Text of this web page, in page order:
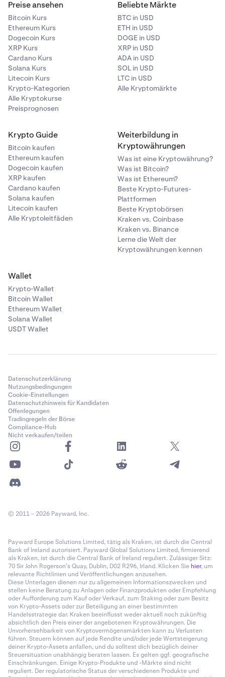
Portfoliowert = verfügbare Margin + gesamter nicht
realisierter Gewinn/Verlust in USD
Positionen, Margin für Short-Positionen)
Nur die größere Seite (Long oder Short) zählt zu Ihrer
Margin-Anforderung. Dies gilt sowohl für die Initial-
Margin als auch für die Maintenance-Margin.
Warum das wichtig ist:
Margin-Netting ermöglicht es,
Spread-Strategien effizient zu handeln. Wenn Sie
beispielsweise glauben, dass ein Fixed-Kontrakt im
Verhältnis zum Perpetual überteuert ist, können Sie den
beide Seiten unabhängig voneinander berechnet wird.
Wichtig:
Margin-Netting funktioniert nur innerhalb desselben
Wallets. Es gibt kein Netting über verschiedene Assets
hinweg; ein BTC-Long und ein ETH-Short befinden sich
in separaten Wallets und werden unabhängig
voneinander marginiert.
Guthaben in Ihrer BTC Wallet schützen Ihre ETH-
Positionen nicht.
Preise ansehen
Bitcoin Kurs
Ethereum Kurs
Dogecoin Kurs
XRP Kurs
Cardano Kurs
Solana Kurs
Litecoin Kurs
Krypto-Kategorien
Alle Kryptokurse
Preisprognosen
Beliebte Märkte
BTC in USD
ETH in USD
DOGE in USD
XRP in USD
ADA in USD
SOL in USD
LTC in USD
Alle Kryptomärkte
Krypto Guide
Bitcoin kaufen
Ethereum kaufen
Dogecoin kaufen
XRP kaufen
Cardano kaufen
Solana kaufen
Litecoin kaufen
Alle Kryptoleitfäden
Weiterbildung in
Kryptowährungen
Was ist eine Kryptowährung?
Was ist Bitcoin?
Was ist Ethereum?
Beste Krypto-Futures-
Plattformen
Beste Kryptobörsen
Kraken vs. Coinbase
Kraken vs. Binance
Lerne die Welt der
Kryptowährungen kennen
Wallet
Krypto-Wallet
Bitcoin Wallet
Ethereum Wallet
Solana Wallet
USDT Wallet
Datenschutzerklärung
Nutzungsbedingungen
Cookie-Einstellungen
Datenschutzhinweis für Kandidaten
Offenlegungen
Tradingregeln der Börse
Compliance-Hub
Nicht verkaufen/teilen
© 2011 – 2026 Payward, Inc.
Payward Europe Solutions Limited, tätig als Kraken, ist durch die Central
Bank of Ireland autorisiert. Payward Global Solutions Limited, firmierend
als Kraken, ist durch die Central Bank of Ireland reguliert. Zulässiger Sitz:
70 Sir John Rogerson’s Quay, Dublin, D02 R296, Irland. Klicken Sie hier, um
relevante Richtlinien und Veröffentlichungen anzusehen.
Diese Unterlagen dienen nur zu allgemeinen Informationszwecken und
stellen keine Beratung zu Anlagen oder Finanzprodukten oder Empfehlung
oder Aufforderung zum Kauf oder Verkauf, zum Staking oder zum Besitz
von Krypto-Assets oder zur Beteiligung an einer bestimmten
Handelsstrategie dar. Kraken beeinflusst weder aktuell noch zukünftig
absichtlich den Preis einer der angebotenen Kryptowährungen. Die
Unvorhersehbarkeit von Kryptovermögensmärkten kann zu Verlusten
führen. Steuern können auf jede Rendite und/oder jede Wertsteigerung
deiner Krypto-Assets anfallen, und du solltest dich bezüglich deiner
Steuersituation unabhängig beraten lassen. Es gelten ggf. geografische
Einschränkungen. Einige Krypto-Produkte und -Märkte sind nicht
reguliert. Der regulatorische Status der verschiedenen Produkte und